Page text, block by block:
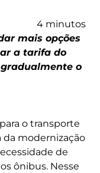
4 minutos
mais opções
a tarifa do
o
o transporte
modernização
de
ônibus. Nesse